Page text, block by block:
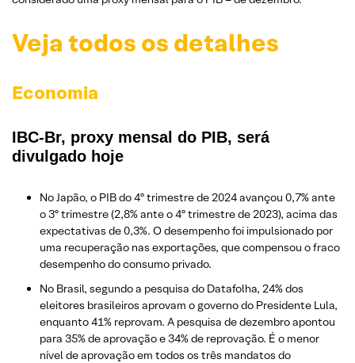
Veja todos os detalhes
Economia
IBC-Br, proxy mensal do PIB, será
divulgado hoje
No Japão, o PIB do 4º trimestre de 2024 avançou 0,7% ante
o 3º trimestre (2,8% ante o 4º trimestre de 2023), acima das
expectativas de 0,3%. O desempenho foi impulsionado por
uma recuperação nas exportações, que compensou o fraco
desempenho do consumo privado.
No Brasil, segundo a pesquisa do Datafolha, 24% dos
eleitores brasileiros aprovam o governo do Presidente Lula,
enquanto 41% reprovam. A pesquisa de dezembro apontou
para 35% de aprovação e 34% de reprovação. É o menor
nível de aprovação em todos os três mandatos do